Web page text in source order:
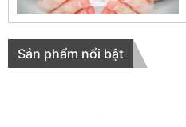
Sản phẩm nổi bật